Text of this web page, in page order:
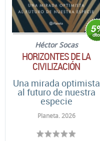
Héctor Socas
HORIZONTES DE LA
CIVILIZACIÓN
Una mirada optimista
al futuro de nuestra
especie
Planeta. 2026